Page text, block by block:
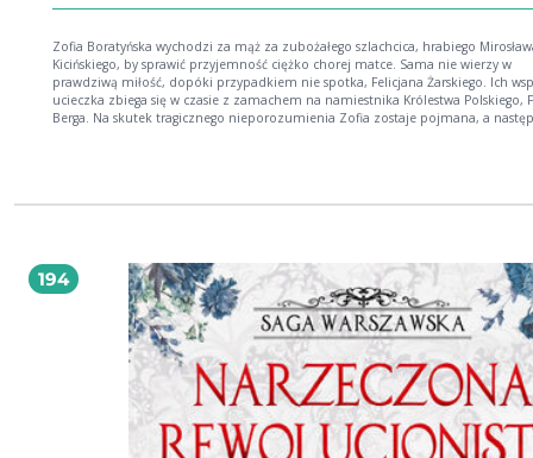
Zofia Boratyńska wychodzi za mąż za zubożałego szlachcica, hrabiego
Kicińskiego, by sprawić przyjemność ciężko chorej matce. Sama nie wierzy w
prawdziwą miłość, dopóki przypadkiem nie spotka, Felicjana Żarskiego. Ich
ucieczka zbiega się w czasie z zamachem na namiestnika Królestwa Polskiego,
Berga. Na skutek tragicznego nieporozumienia Zofia zostaje pojmana, a
tylko nie nazywał się Grubniok! Czy uda im się zbudować dom tysiące
buduje wodociąg i powstają pierwsze warszawskie fontanny z syrenką na rynku
Starego Miasta, w Teatrze Wielkim wystawiają Hamleta, a więzienia na Cytadeli
Pawiaku napawają grozą. Autorka brawurowo prowadzi czytelnika poprzez
polskiej historii, łamiąc przy tym stereotypy. Błyskotliwa fabuła oraz wspaniale
nakreślony obraz społeczeństwa i panujących w nim relacji to największe atuty
sagi. Polecam z całego serca. Edyta Świętek, autorka sag: Spacer Aleją Róż,
Sandomierskie wzgórza, Saga krynicka
194